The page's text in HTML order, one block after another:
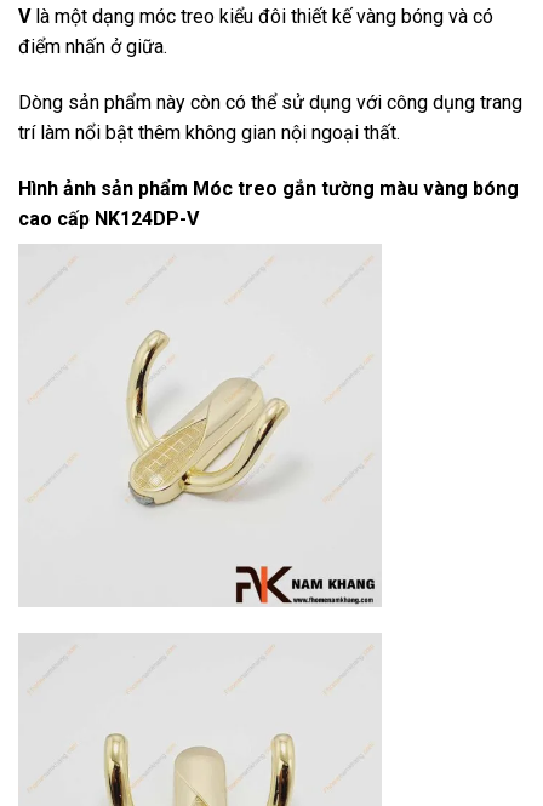
Vlà một dạng móc treo kiểu đôi thiết kế vàng bóng và có
điểm nhấn ở giữa.
Dòng sản phẩm này còn có thể sử dụng với công dụng trang
trí làm nổi bật thêm không gian nội ngoại thất.
Hình ảnh sản phẩm Móc treo gắn tường màu vàng bóng
cao cấp NK124DP-V